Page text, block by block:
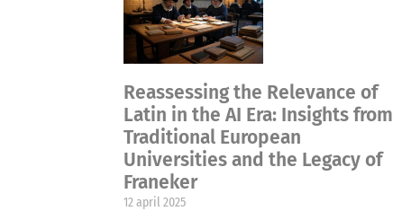
Reassessing the Relevance of
Latin in the AI Era: Insights from
Traditional European
Universities and the Legacy of
Franeker
12 april 2025